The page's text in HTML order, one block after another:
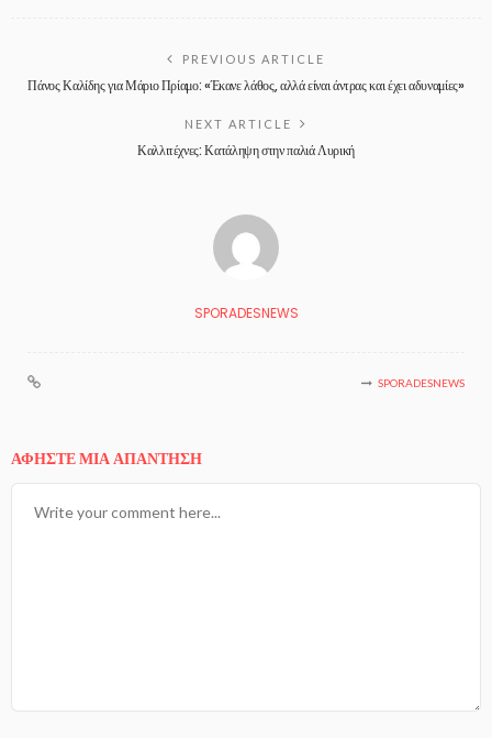
PREVIOUS ARTICLE
Πάνος Καλίδης για Μάριο Πρίαμο: «Έκανε λάθος, αλλά είναι άντρας και έχει αδυναμίες»
NEXT ARTICLE
Καλλιτέχνες: Κατάληψη στην παλιά Λυρική
SPORADESNEWS
SPORADESNEWS
ΑΦΉΣΤΕ ΜΙΑ ΑΠΆΝΤΗΣΗ